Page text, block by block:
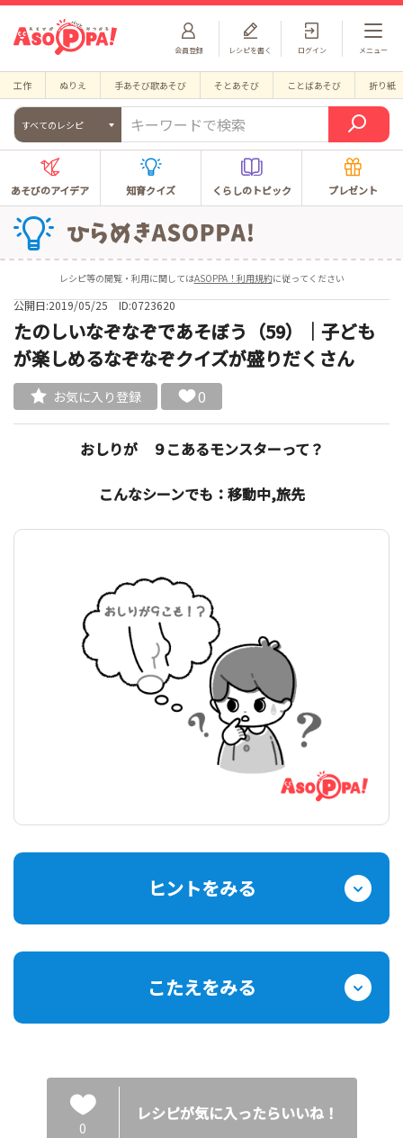
会員登録 ログイン
レシピを書く メニュー
工作 ぬりえ 手あそび歌あそび そとあそび ことばあそび 折り紙
すべてのレシピ
あそびのアイデア 知育クイズ くらしのトピック プレゼント
レシピ等の閲覧・利用に関してはASOPPA！利用規約に従ってください
公開日:2019/05/25 ID:0723620
たのしいなぞなぞであそぼう（59）｜子ども
が楽しめるなぞなぞクイズが盛りだくさん
お気に入り登録 0
おしりが ９こあるモンスターって？
こんなシーンでも：移動中,旅先
ヒントをみる
こたえをみる
0
レシピが気に入ったらいいね！